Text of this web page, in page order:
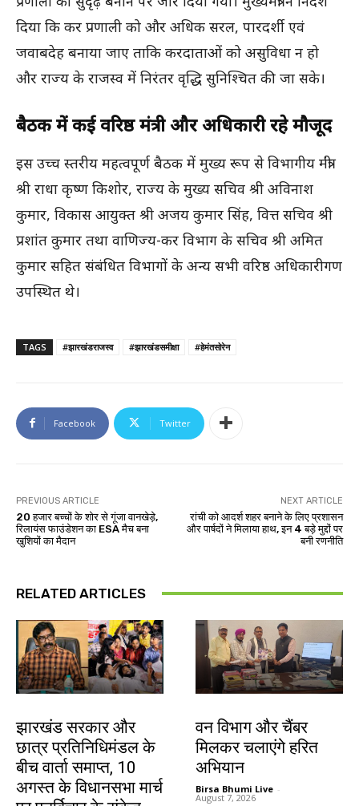
दिया कि कर प्रणाली को और अधिक सरल, पारदर्शी एवं
जवाबदेह बनाया जाए ताकि करदाताओं को असुविधा न हो
और राज्य के राजस्व में निरंतर वृद्धि सुनिश्चित की जा सके।
बैठक में कई वरिष्ठ मंत्री और अधिकारी रहे मौजूद
इस उच्च स्तरीय महत्वपूर्ण बैठक में मुख्य रूप से विभागीय मंत्री
श्री राधा कृष्ण किशोर, राज्य के मुख्य सचिव श्री अविनाश
कुमार, विकास आयुक्त श्री अजय कुमार सिंह, वित्त सचिव श्री
प्रशांत कुमार तथा वाणिज्य-कर विभाग के सचिव श्री अमित
कुमार सहित संबंधित विभागों के अन्य सभी वरिष्ठ अधिकारीगण
उपस्थित थे।
TAGS #झारखंडराजस्व #झारखंडसमीक्षा #हेमंतसोरेन
Facebook Twitter
PREVIOUS ARTICLE
20 हजार बच्चों के शोर से गूंजा वानखेड़े,
रिलायंस फाउंडेशन का ESA मैच बना
खुशियों का मैदान
NEXT ARTICLE
रांची को आदर्श शहर बनाने के लिए प्रशासन
और पार्षदों ने मिलाया हाथ, इन 4 बड़े मुद्दों पर
बनी रणनीति
RELATED ARTICLES
झारखंड सरकार और
छात्र प्रतिनिधिमंडल के
बीच वार्ता समाप्त, 10
अगस्त के विधानसभा मार्च
वन विभाग और चैंबर
मिलकर चलाएंगे हरित
अभियान
Birsa Bhumi Live -
August 7, 2026